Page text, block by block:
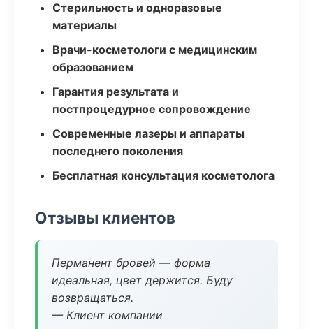
Стерильность и одноразовые
материалы
Врачи-косметологи с медицинским
образованием
Гарантия результата и
постпроцедурное сопровождение
Современные лазеры и аппараты
последнего поколения
Бесплатная консультация косметолога
Отзывы клиентов
Перманент бровей — форма
идеальная, цвет держится. Буду
возвращаться.
— Клиент компании